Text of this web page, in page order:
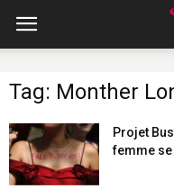
Tag: Monther
Projet
femme